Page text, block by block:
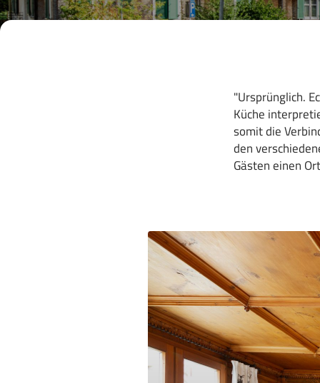
"Ursprünglich.
Küche
somit die
den
Gästen einen